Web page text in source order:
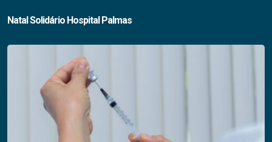
Natal Solidário Hospital Palmas